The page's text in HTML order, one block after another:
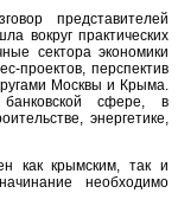
представителей
вокруг практических
сектора экономики
проектов, перспектив
Москвы и Крыма.
банковской сфере, в
энергетике,
как крымским, так и
необходимо